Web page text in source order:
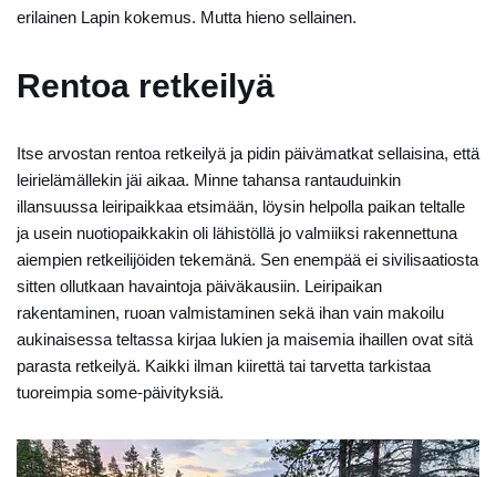
erilainen Lapin kokemus. Mutta hieno sellainen.
Rentoa retkeilyä
Itse arvostan rentoa retkeilyä ja pidin päivämatkat sellaisina, että
leirielämällekin jäi aikaa. Minne tahansa rantauduinkin
illansuussa leiripaikkaa etsimään, löysin helpolla paikan teltalle
ja usein nuotiopaikkakin oli lähistöllä jo valmiiksi rakennettuna
aiempien retkeilijöiden tekemänä. Sen enempää ei sivilisaatiosta
sitten ollutkaan havaintoja päiväkausiin. Leiripaikan
rakentaminen, ruoan valmistaminen sekä ihan vain makoilu
aukinaisessa teltassa kirjaa lukien ja maisemia ihaillen ovat sitä
parasta retkeilyä. Kaikki ilman kiirettä tai tarvetta tarkistaa
tuoreimpia some-päivityksiä.